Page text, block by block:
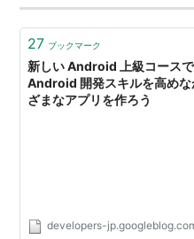
27 ブックマーク
新しい Android 上級コースで
Android 開発スキルを高めな
ざまなアプリを作ろう
developers-